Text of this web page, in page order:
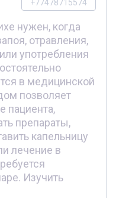
+77478715574
нужен, когда
отравления,
употребления
в медицинской
позволяет
пациента,
препараты,
капельницу
лечение в
Изучить